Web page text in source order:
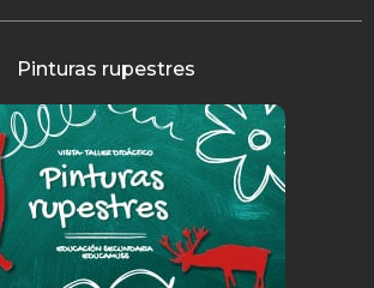
Pinturas rupestres